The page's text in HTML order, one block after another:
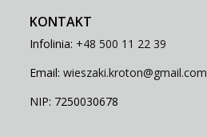
KONTAKT
Infolinia: +48 500 11 22 39
Email: wieszaki.kroton@gmail.com
NIP: 7250030678